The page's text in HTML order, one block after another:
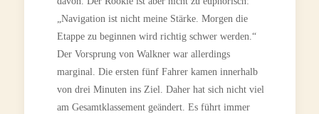
„Navigation ist nicht meine Stärke. Morgen die
Etappe zu beginnen wird richtig schwer werden.“
Der Vorsprung von Walkner war allerdings
marginal. Die ersten fünf Fahrer kamen innerhalb
von drei Minuten ins Ziel. Daher hat sich nicht viel
am Gesamtklassement geändert. Es führt immer